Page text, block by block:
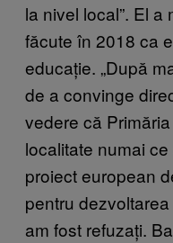
la nivel local”. El
făcute în 2018 ca
educație. „După
de a convinge
vedere că
localitate numai
proiect european
pentru
am fost refuzați.